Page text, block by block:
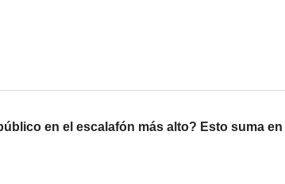
en el escalafón más alto? Esto suma en